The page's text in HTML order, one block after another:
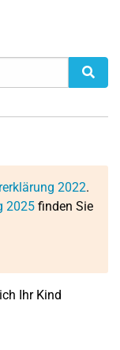
2022.
2025 finden Sie
Ihr Kind